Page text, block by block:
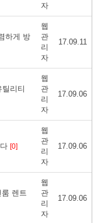
자
하게 방
웹
관
리
자
17.09.11
리티
웹
관
리
자
17.09.06
[0]
웹
관
리
자
17.09.06
렌트
웹
관
리
자
17.09.06